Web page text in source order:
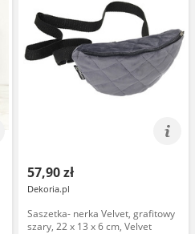
57,90 zł
Dekoria.pl
Saszetka- nerka Velvet, grafitowy
szary, 22 x 13 x 6 cm, Velvet